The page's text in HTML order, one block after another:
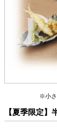
※小さ
【夏季限定